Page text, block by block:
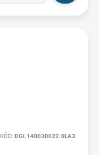
KÓD:DGI.140030022.0LA3